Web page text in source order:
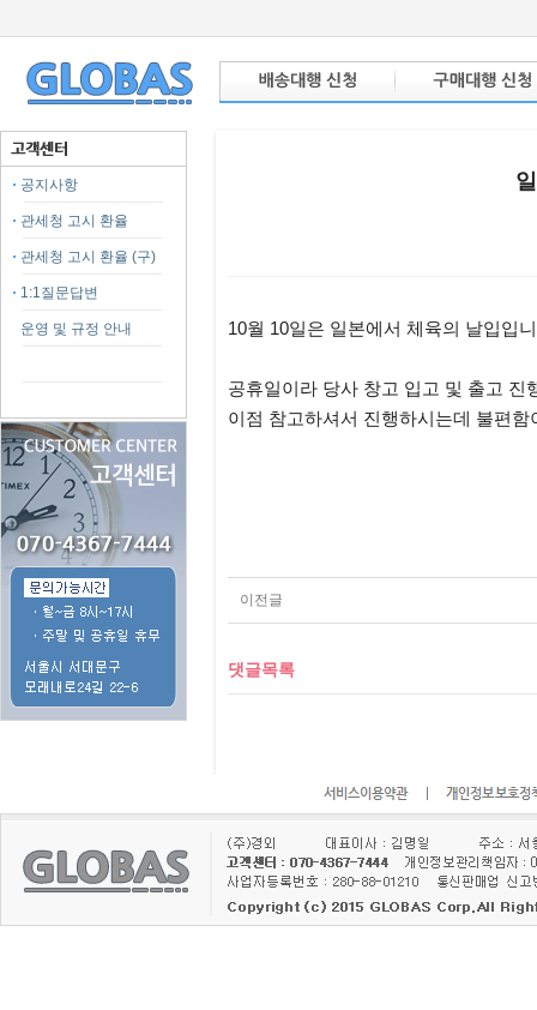
공지사항
관세청 고시 환율
관세청 고시 환율 (구)
1:1질문답변
운영 및 규정 안내 10월 10일은 일본에서 체육의 날입입
공휴일이라 당사 창고 입고 및 출고 진
이점 참고하셔서 진행하시는데 불편
이전글
댓글목록